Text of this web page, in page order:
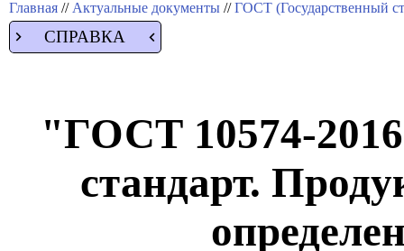
Главная // Актуальные документы //ГОСТ (Государственный
СПРАВКА
"ГОСТ 10574-
стандарт.